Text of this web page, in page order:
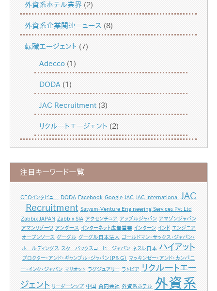
外資系ホテル業界 (2)
外資系企業関連ニュース (8)
転職エージェント (7)
Adecco (1)
DODA (1)
JAC Recruitment (3)
リクルートエージェント (2)
注目キーワード一覧
CEOインタビュー DODA Facebook Google JAC JAC International
JAC
Recruitment Satyam-Venture Engineering Services Pvt Ltd
Zabbix JAPAN Zabbix SIA アクセンチュア アップルジャパン アマゾンジャパン
アマンリゾーツ アンダース インターネット広告営業 インターン インド エンジニア
オープンソース グーグル グーグル日本法人 ゴールドマン・サックス・ジャパン・
ホールディングス スターバックスコーヒージャパン ネスレ日本 ハイアット
プロクター・アンド・ギャンブル・ジャパン（P＆G） マッキンゼー・アンド・カンパニ
ー・インク・ジャパン マリオット ラグジュアリー ラトビア
リクルートエー
ジェント リーダーシップ 中国 合同会社 外資系ホテル
外資系